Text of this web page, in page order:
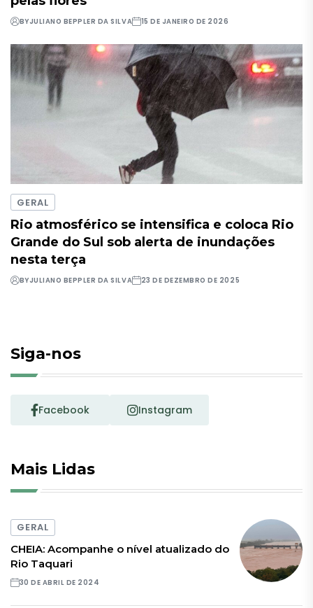
BYJULIANO BEPPLER DA SILVA 15 DE JANEIRO DE 2026
GERAL
Rio atmosférico se intensifica e coloca Rio
Grande do Sul sob alerta de inundações
nesta terça
BYJULIANO BEPPLER DA SILVA 23 DE DEZEMBRO DE 2025
Siga-nos
Facebook Instagram
Mais Lidas
GERAL
CHEIA: Acompanhe o nível atualizado do
Rio Taquari
30 DE ABRIL DE 2024